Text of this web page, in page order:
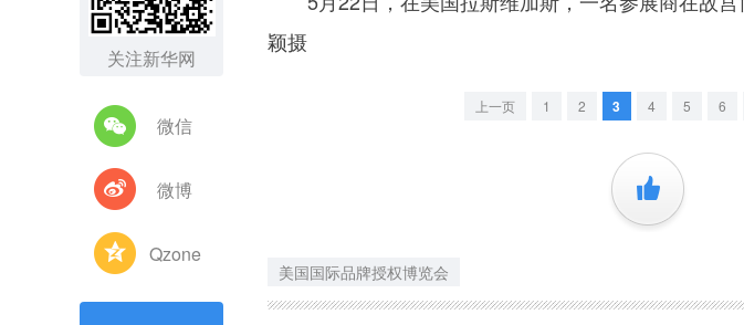
关注新华网
微信
微博
Qzone
颖摄
上一页 1 2 3 4 5 6
+1
美国国际品牌授权博览会